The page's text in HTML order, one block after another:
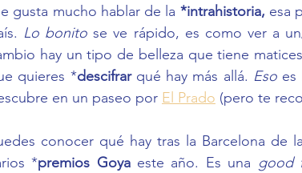
gusta mucho hablar de la *intrahistoria, esa
Lo bonito se ve rápido, es como ver a
hay un tipo de belleza que tiene
quieres *descifrar qué hay más allá. Eso es
en un paseo por El Prado (pero te
conocer qué hay tras la Barcelona de
*premios Goya este año. Es una good